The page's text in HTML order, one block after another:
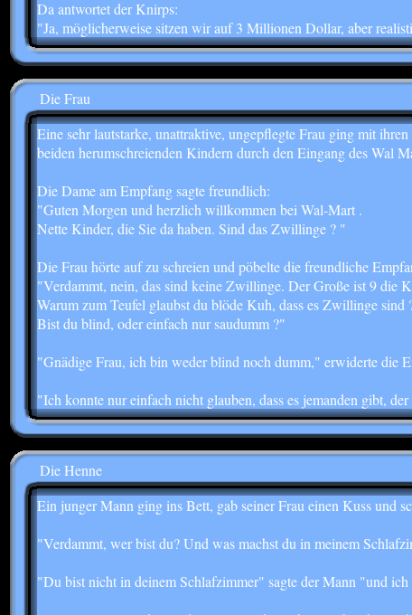
Da antwortet der Knirps:
"Ja, möglicherweise sitzen wir auf 3 Millionen Dollar, aber
Die Frau
Eine sehr lautstarke, unattraktive, ungepflegte Frau ging mit ihren
beiden herumschreienden Kindern durch den Eingang des Wal
Die Dame am Empfang sagte freundlich:
"Guten Morgen und herzlich willkommen bei Wal-Mart .
Nette Kinder, die Sie da haben. Sind das Zwillinge ? "
Die Frau hörte auf zu schreien und pöbelte die freundliche
"Verdammt, nein, das sind keine Zwillinge. Der Große ist 9 die
Warum zum Teufel glaubst du blöde Kuh, dass es Zwillinge sind
Bist du blind, oder einfach nur saudumm ?"
"Gnädige Frau, ich bin weder blind noch dumm," erwiderte die
"Ich konnte nur einfach nicht glauben, dass es jemanden gibt,
Die Henne
Ein junger Mann ging ins Bett, gab seiner Frau einen Kuss und
"Verdammt, wer bist du? Und was machst du in meinem
"Du bist nicht in deinem Schlafzimmer" sagte der Mann "und